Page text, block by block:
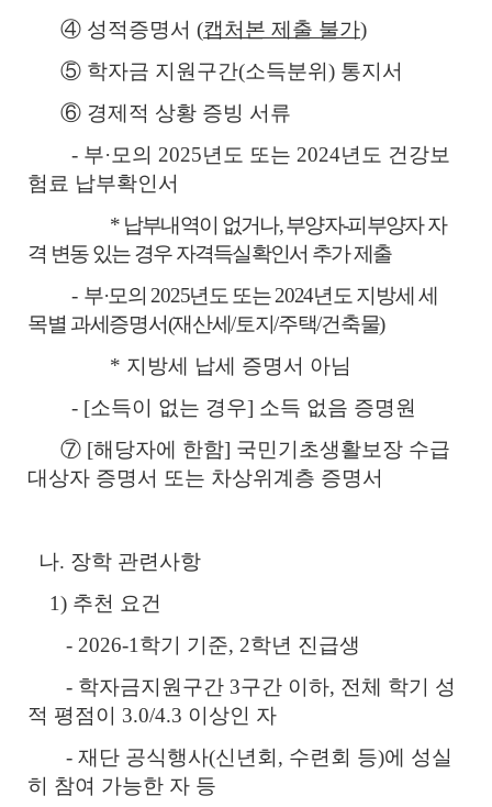
④ 성적증명서 (캡처본 제출 불가)
⑤ 학자금 지원구간(소득분위) 통지서
⑥ 경제적 상황 증빙 서류
- 부·모의 2025년도 또는 2024년도 건강보
험료 납부확인서
* 납부내역이 없거나, 부양자-피부양자 자
격 변동 있는 경우 자격득실확인서 추가 제출
- 부·모의 2025년도 또는 2024년도 지방세 세
목별 과세증명서(재산세/토지/주택/건축물)
* 지방세 납세 증명서 아님
- [소득이 없는 경우] 소득 없음 증명원
⑦ [해당자에 한함] 국민기초생활보장 수급
대상자 증명서 또는 차상위계층 증명서
나. 장학 관련사항
1) 추천 요건
- 2026-1학기 기준, 2학년 진급생
- 학자금지원구간 3구간 이하, 전체 학기 성
적 평점이 3.0/4.3 이상인 자
- 재단 공식행사(신년회, 수련회 등)에 성실
히 참여 가능한 자 등